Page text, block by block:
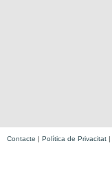
Contacte | Política de Privacitat |